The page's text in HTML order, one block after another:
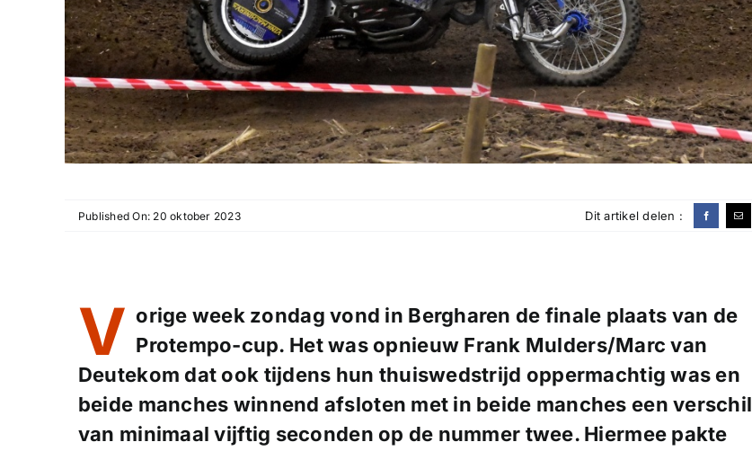
Published On: 20 oktober 2023 Dit artikel delen :
V orige week zondag vond in Bergharen de finale plaats van de
Protempo-cup. Het was opnieuw Frank Mulders/Marc van
Deutekom dat ook tijdens hun thuiswedstrijd oppermachtig was en
beide manches winnend afsloten met in beide manches een verschil
van minimaal vijftig seconden op de nummer twee. Hiermee pakte